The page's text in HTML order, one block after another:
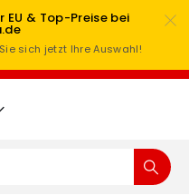
EU & Top-Preise bei
sich jetzt Ihre Auswahl!